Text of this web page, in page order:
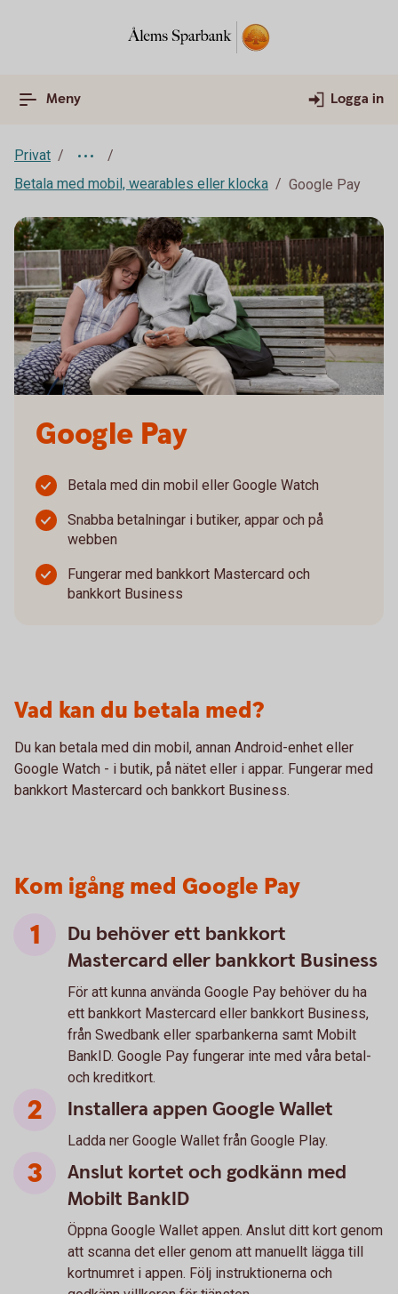
Meny Logga in
Privat
Betala med mobil, wearables eller klocka
Google Pay
Google Pay
Betala med din mobil eller Google Watch
Snabba betalningar i butiker, appar och på
webben
Fungerar med bankkort Mastercard och
bankkort Business
Vad kan du betala med?
Du kan betala med din mobil, annan Android-enhet eller
Google Watch - i butik, på nätet eller i appar. Fungerar med
bankkort Mastercard och bankkort Business.
Kom igång med Google Pay
Du behöver ett bankkort
Mastercard eller bankkort Business
För att kunna använda Google Pay behöver du ha
ett bankkort Mastercard eller bankkort Business,
från Swedbank eller sparbankerna samt Mobilt
BankID. Google Pay fungerar inte med våra betal-
och kreditkort.
Installera appen Google Wallet
Ladda ner Google Wallet från Google Play.
Anslut kortet och godkänn med
Mobilt BankID
Öppna Google Wallet appen. Anslut ditt kort genom
att scanna det eller genom att manuellt lägga till
kortnumret i appen. Följ instruktionerna och